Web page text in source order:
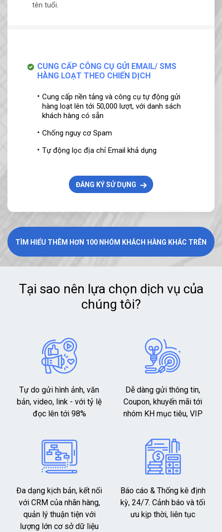
tên tuổi.
CUNG CẤP CÔNG CỤ GỬI EMAIL/ SMS
HÀNG LOẠT THEO CHIẾN DỊCH
Cung cấp nền tảng và công cụ tự động gửi
hàng loạt lên tới 50,000 lượt, với danh sách
khách hàng có sẵn
Chống nguy cơ Spam
Tự động lọc địa chỉ Email khả dụng
ĐĂNG KÝ SỬ DỤNG
TÌM HIỂU THÊM HƠN 100 NHÓM KHÁCH HÀNG KHÁC TRÊN
Tại sao nên lựa chọn dịch vụ của
chúng tôi?
Tự do gửi hình ảnh, văn
bản, video, link - với tỷ lệ
đọc lên tới 98%
Dễ dàng gửi thông tin,
Coupon, khuyến mãi tới
nhóm KH mục tiêu, VIP
Đa dạng kịch bản, kết nối
với CRM của nhãn hàng,
quản lý thuận tiện với
lượng lớn cơ sở dữ liệu
Báo cáo & Thống kê định
kỳ, 24/7. Cảnh báo và tối
ưu kịp thời, liên tục